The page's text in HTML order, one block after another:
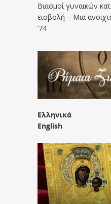
Βιασμοί γυναικών
εισβολή – Μια
’74
Ελληνικά
English